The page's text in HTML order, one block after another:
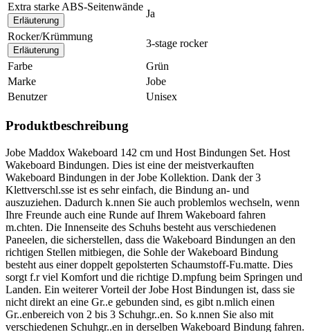
Extra starke ABS-Seitenwände
Erläuterung
Ja
Rocker/Krümmung
Erläuterung
3-stage rocker
Farbe
Grün
Marke
Jobe
Benutzer
Unisex
Produktbeschreibung
Jobe Maddox Wakeboard 142 cm und Host Bindungen Set. Host
Wakeboard Bindungen. Dies ist eine der meistverkauften
Wakeboard Bindungen in der Jobe Kollektion. Dank der 3
Klettverschl.sse ist es sehr einfach, die Bindung an- und
auszuziehen. Dadurch k.nnen Sie auch problemlos wechseln, wenn
Ihre Freunde auch eine Runde auf Ihrem Wakeboard fahren
m.chten. Die Innenseite des Schuhs besteht aus verschiedenen
Paneelen, die sicherstellen, dass die Wakeboard Bindungen an den
richtigen Stellen mitbiegen, die Sohle der Wakeboard Bindung
besteht aus einer doppelt gepolsterten Schaumstoff-Fu.matte. Dies
sorgt f.r viel Komfort und die richtige D.mpfung beim Springen und
Landen. Ein weiterer Vorteil der Jobe Host Bindungen ist, dass sie
nicht direkt an eine Gr..e gebunden sind, es gibt n.mlich einen
Gr..enbereich von 2 bis 3 Schuhgr..en. So k.nnen Sie also mit
verschiedenen Schuhgr..en in derselben Wakeboard Bindung fahren.